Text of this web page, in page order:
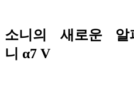
소니의 새로운
니 α7 V